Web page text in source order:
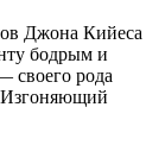
Джона Кийеса
бодрым и
своего рода